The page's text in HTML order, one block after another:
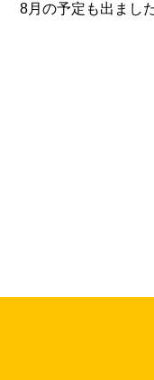
8月の予定も出まし